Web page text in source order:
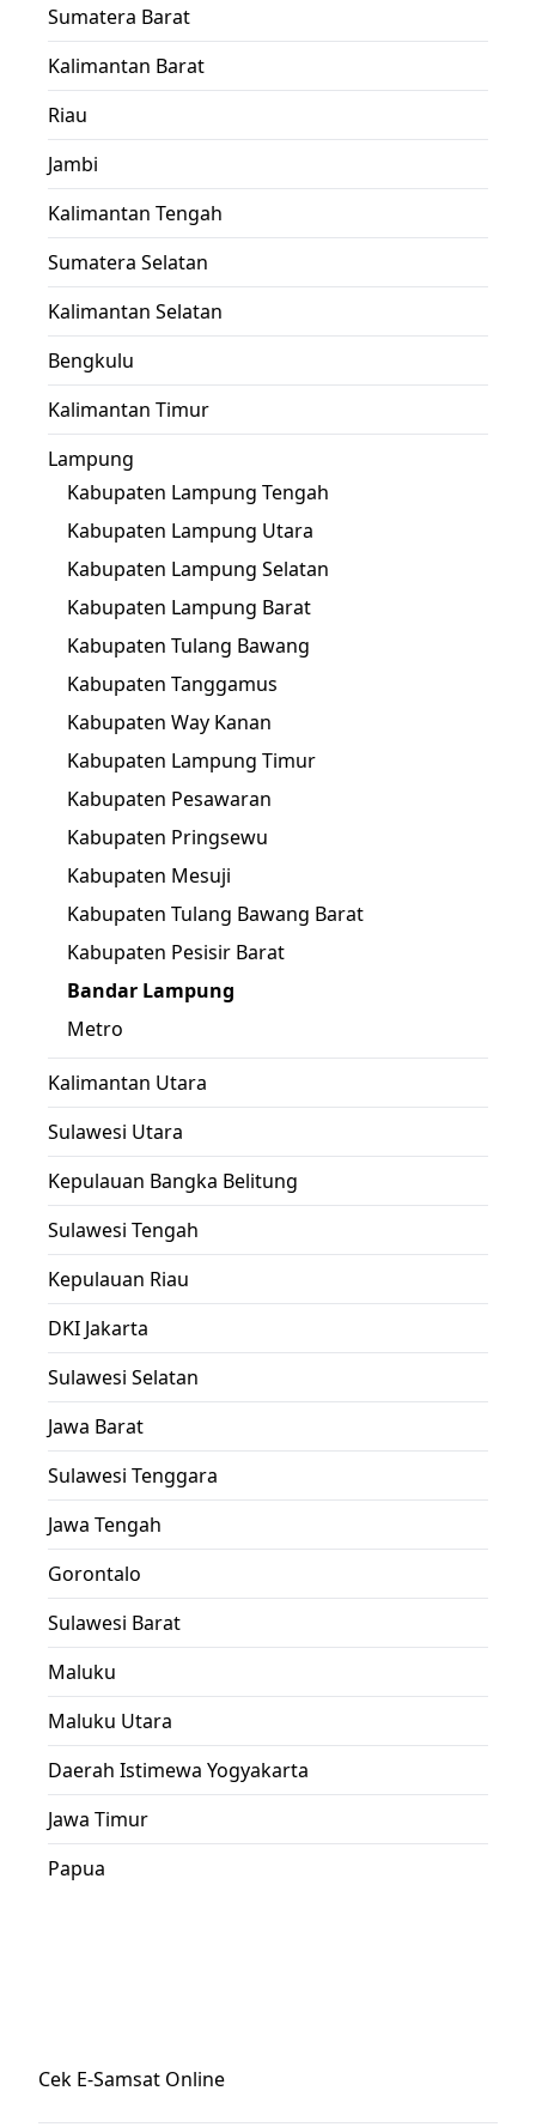
Sumatera Barat
Kalimantan Barat
Riau
Jambi
Kalimantan Tengah
Sumatera Selatan
Kalimantan Selatan
Bengkulu
Kalimantan Timur
Lampung
Kabupaten Lampung Tengah
Kabupaten Lampung Utara
Kabupaten Lampung Selatan
Kabupaten Lampung Barat
Kabupaten Tulang Bawang
Kabupaten Tanggamus
Kabupaten Way Kanan
Kabupaten Lampung Timur
Kabupaten Pesawaran
Kabupaten Pringsewu
Kabupaten Mesuji
Kabupaten Tulang Bawang Barat
Kabupaten Pesisir Barat
Bandar Lampung
Metro
Kalimantan Utara
Sulawesi Utara
Kepulauan Bangka Belitung
Sulawesi Tengah
Kepulauan Riau
DKI Jakarta
Sulawesi Selatan
Jawa Barat
Sulawesi Tenggara
Jawa Tengah
Gorontalo
Sulawesi Barat
Maluku
Maluku Utara
Daerah Istimewa Yogyakarta
Jawa Timur
Papua
Cek E-Samsat Online